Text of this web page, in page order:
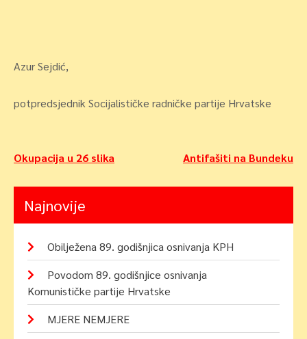
Azur Sejdić,
potpredsjednik Socijalističke radničke partije Hrvatske
Navigacija
objava
Okupacija u 26 slika Antifašiti na Bundeku
Najnovije
Obilježena 89. godišnjica osnivanja KPH
Povodom 89. godišnjice osnivanja
Komunističke partije Hrvatske
MJERE NEMJERE